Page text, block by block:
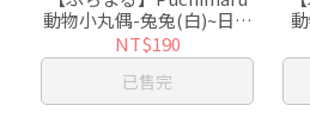
動物小丸偶-兔兔(白)~日本
超人氣絨毛小吊飾
NT$190
已售完